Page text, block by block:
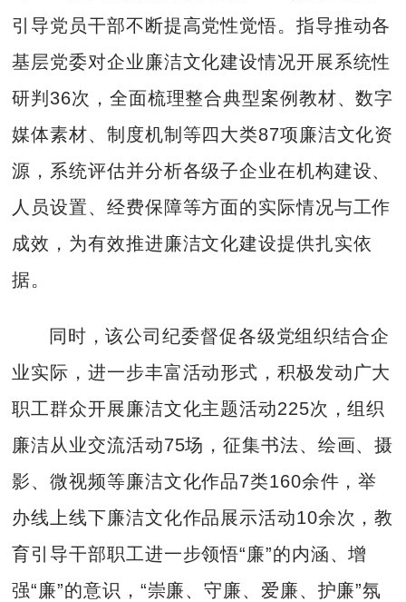
引导党员干部不断提高党性觉悟。指导推动各
基层党委对企业廉洁文化建设情况开展系统性
研判36次，全面梳理整合典型案例教材、数字
媒体素材、制度机制等四大类87项廉洁文化资
源，系统评估并分析各级子企业在机构建设、
人员设置、经费保障等方面的实际情况与工作
成效，为有效推进廉洁文化建设提供扎实依
据。
同时，该公司纪委督促各级党组织结合企
业实际，进一步丰富活动形式，积极发动广大
职工群众开展廉洁文化主题活动225次，组织
廉洁从业交流活动75场，征集书法、绘画、摄
影、微视频等廉洁文化作品7类160余件，举
办线上线下廉洁文化作品展示活动10余次，教
育引导干部职工进一步领悟“廉”的内涵、增
强“廉”的意识，“崇廉、守廉、爱廉、护廉”氛